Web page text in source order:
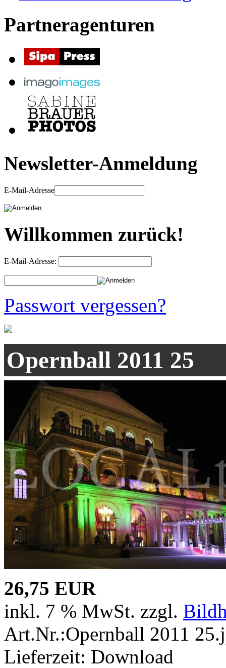
Partneragenturen
Newsletter-Anmeldung
E-Mail-Adresse
Willkommen zurück!
E-Mail-Adresse:
Passwort vergessen?
Opernball 2011 25
26,75 EUR
inkl. 7 % MwSt. zzgl.
Art.Nr.:Opernball 2011
Lieferzeit: Download